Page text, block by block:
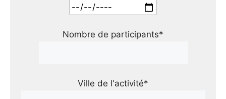
Nombre de participants*
Ville de l'activité*